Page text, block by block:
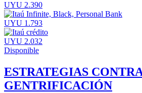
UYU 2.390
UYU 1.793
UYU 2.032
Disponible
ESTRATEGIAS
GENTRIFICACIÓN